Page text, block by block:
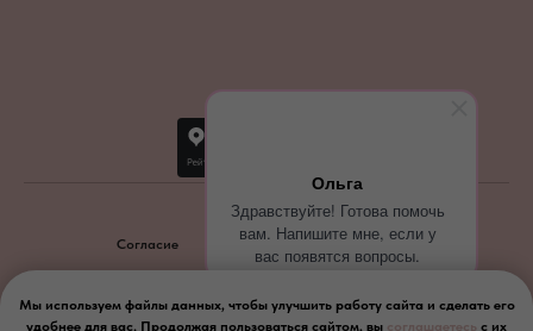
Ольга
Здравствуйте! Готова помочь
вам. Напишите мне, если у
вас появятся вопросы.
Согласие Политика конфиденциальности
Мы используем файлы данных, чтобы улучшить работу сайта и сделать его
удобнее для вас. Продолжая пользоваться сайтом, вы соглашаетесь с их